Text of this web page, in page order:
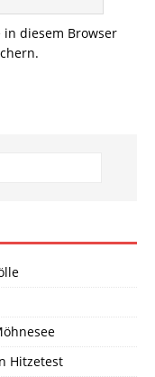
in diesem Browser
Hitzetest